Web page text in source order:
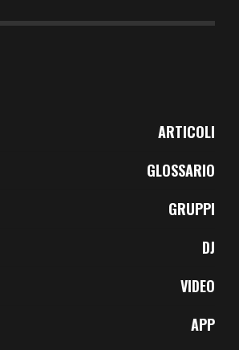
ARTICOLI
GLOSSARIO
GRUPPI
DJ
VIDEO
APP